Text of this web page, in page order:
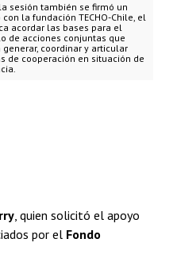
sesión también se firmó un
con la fundación TECHO-Chile, el
acordar las bases para el
de acciones conjuntas que
generar, coordinar y articular
de cooperación en situación de
, quien solicitó el apoyo
por el Fondo